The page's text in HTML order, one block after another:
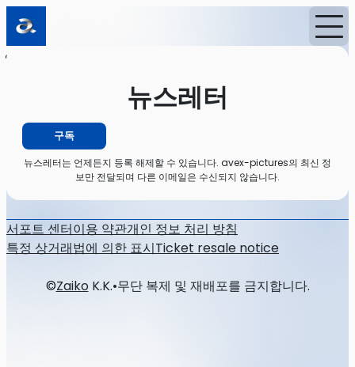
홈
뉴스레터
구독
뉴스레터는 언제든지 등록 해제할 수 있습니다. avex-pictures의 최신 정
보만 전달되며 다른 이메일은 수신되지 않습니다.
서포트 센터이용 약관개인 정보 처리 방침
특정 상거래법에 의한 표시Ticket resale notice
©Zaiko K.K.•무단 복제 및 재배포를 금지합니다.